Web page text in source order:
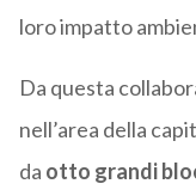
loro impatto
Da questa
nell’area della
da otto grandi